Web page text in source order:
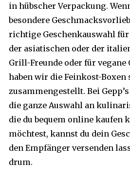
in hübscher Verpackung.
besondere
richtige Geschenkauswahl
der asiatischen oder der
Grill-Freunde oder für vegane
haben wir die Feinkost-Boxen
zusammengestellt. Bei
die ganze Auswahl an
die du bequem online kaufen
möchtest, kannst du dein
den Empfänger versenden
drum.